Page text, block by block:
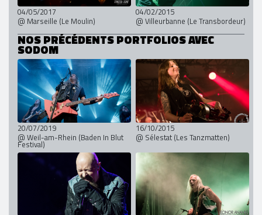
04/05/2017
@ Marseille (Le Moulin)
04/02/2015
@ Villeurbanne (Le Transbordeur)
NOS PRÉCÉDENTS PORTFOLIOS AVEC
SODOM
20/07/2019
@ Weil-am-Rhein (Baden In Blut
Festival)
16/10/2015
@ Sélestat (Les Tanzmatten)